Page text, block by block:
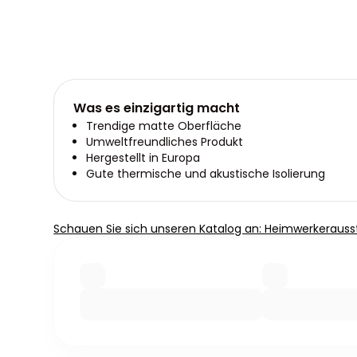
Was es einzigartig macht
Trendige matte Oberfläche
Umweltfreundliches Produkt
Hergestellt in Europa
Gute thermische und akustische Isolierung
Schauen Sie sich unseren Katalog an: